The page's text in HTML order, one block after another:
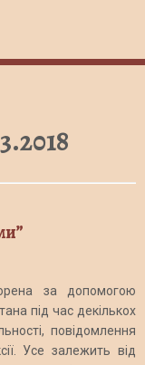
за допомогою
під час декількох
повідомлення
Усе залежить від